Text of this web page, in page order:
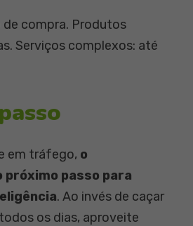
de compra. Produtos
Serviços complexos: até
em tráfego, o
passo para
. Ao invés de caçar
os dias, aproveite